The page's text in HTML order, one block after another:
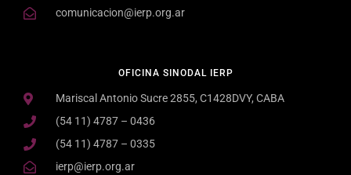
OFICINA SINODAL IERP
Mariscal Antonio Sucre 2855, C1428DVY, CABA
(54 11) 4787 – 0436
(54 11) 4787 – 0335
ierp@ierp.org.ar
comunicacion@ierp.org.ar